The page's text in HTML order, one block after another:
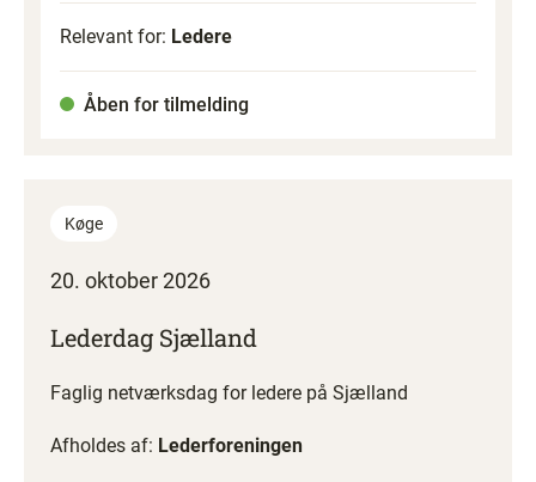
Relevant for: Ledere
Åben for tilmelding
Køge
20. oktober 2026
Lederdag Sjælland
Faglig netværksdag for ledere på Sjælland
Afholdes af: Lederforeningen